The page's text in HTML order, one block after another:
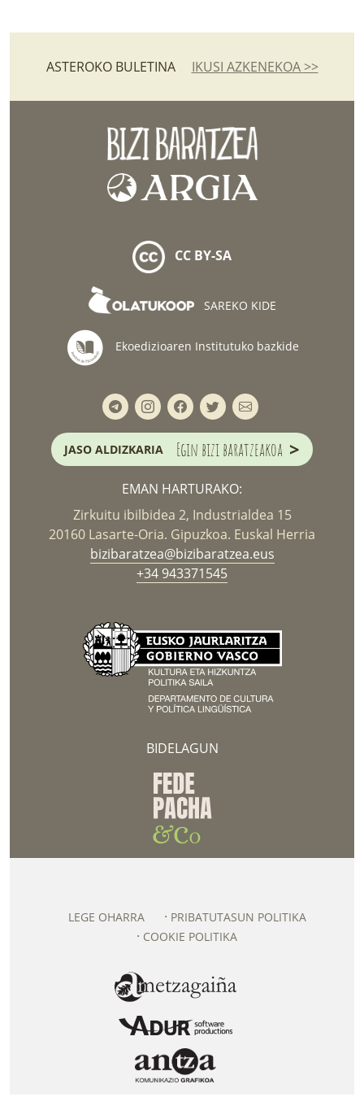
ASTEROKO BULETINA IKUSI AZKENEKOA >>
CC BY-SA
SAREKO KIDE
Ekoedizioaren Institutuko bazkide
JASO ALDIZKARIA Egin bizi baratzeakoa >
EMAN HARTURAKO:
Zirkuitu ibilbidea 2, Industrialdea 15
20160 Lasarte-Oria. Gipuzkoa. Euskal Herria
bizibaratzea@bizibaratzea.eus
+34 943371545
BIDELAGUN
LEGE OHARRA
PRIBATUTASUN POLITIKA
COOKIE POLITIKA